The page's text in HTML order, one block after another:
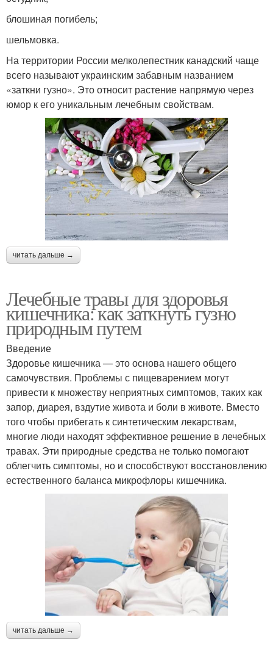
блошиная погибель;
шельмовка.
На территории России мелколепестник канадский чаще
всего называют украинским забавным названием
«заткни гузно». Это относит растение напрямую через
юмор к его уникальным лечебным свойствам.
читать дальше →
Лечебные травы для здоровья
кишечника: как заткнуть гузно
природным путем
Введение
Здоровье кишечника — это основа нашего общего
самочувствия. Проблемы с пищеварением могут
привести к множеству неприятных симптомов, таких как
запор, диарея, вздутие живота и боли в животе. Вместо
того чтобы прибегать к синтетическим лекарствам,
многие люди находят эффективное решение в лечебных
травах. Эти природные средства не только помогают
облегчить симптомы, но и способствуют восстановлению
естественного баланса микрофлоры кишечника.
читать дальше →